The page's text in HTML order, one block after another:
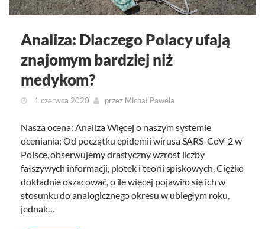
Analiza: Dlaczego Polacy ufają
znajomym bardziej niż
medykom?
1 czerwca 2020 przez Michał Pawela
Nasza ocena: Analiza Więcej o naszym systemie
oceniania: Od początku epidemii wirusa SARS-CoV-2 w
Polsce, obserwujemy drastyczny wzrost liczby
fałszywych informacji, plotek i teorii spiskowych. Ciężko
dokładnie oszacować, o ile więcej pojawiło się ich w
stosunku do analogicznego okresu w ubiegłym roku,
jednak…